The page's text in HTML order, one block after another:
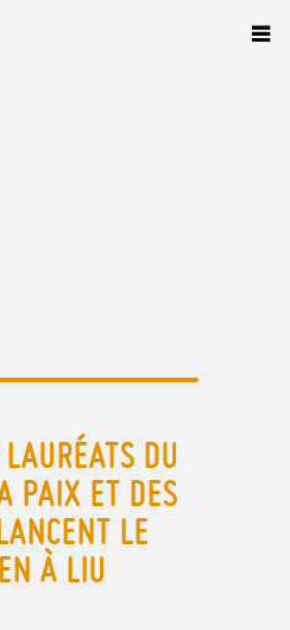
DU
PAIX ET DES
LE
À LIU